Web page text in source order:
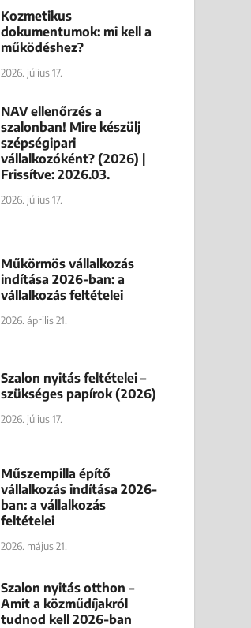
Kozmetikus
dokumentumok: mi kell a
működéshez?
2026. július 17.
NAV ellenőrzés a
szalonban! Mire készülj
szépségipari
vállalkozóként? (2026) |
Frissítve: 2026.03.
2026. július 17.
Műkörmös vállalkozás
indítása 2026-ban: a
vállalkozás feltételei
2026. április 21.
Szalon nyitás feltételei –
szükséges papírok (2026)
2026. július 17.
Műszempilla építő
vállalkozás indítása 2026-
ban: a vállalkozás
feltételei
2026. május 21.
Szalon nyitás otthon –
Amit a közműdíjakról
tudnod kell 2026-ban